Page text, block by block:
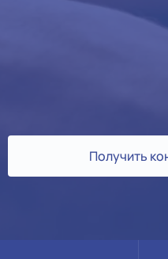
Получить